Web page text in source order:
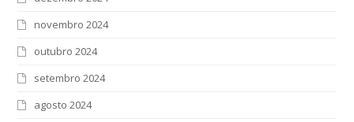
novembro 2024
outubro 2024
setembro 2024
agosto 2024